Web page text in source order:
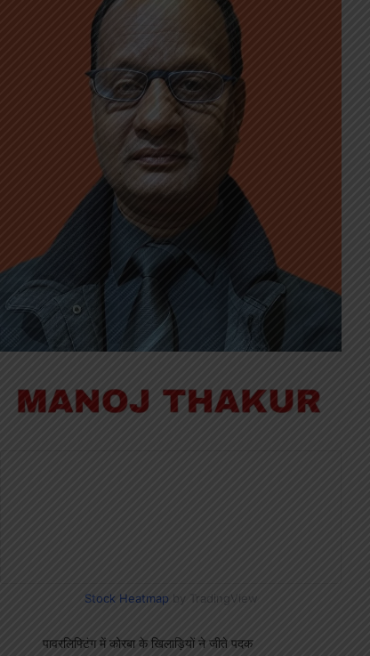
Stock Heatmap by TradingView
पावरलिफ्टिंग में कोरबा के खिलाड़ियों ने जीते पदक